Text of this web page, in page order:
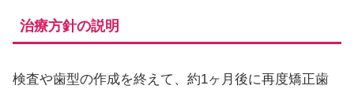
治療方針の説明
検査や歯型の作成を終えて、約1ヶ月後に再度矯正歯